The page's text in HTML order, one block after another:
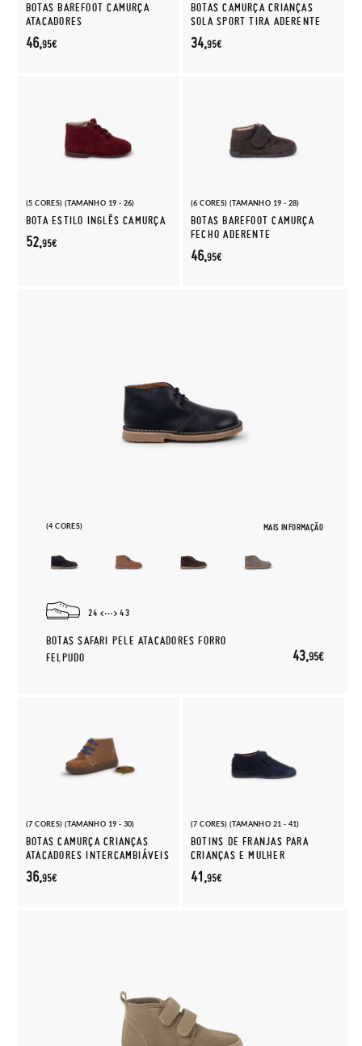
BOTAS BAREFOOT CAMURÇA
ATACADORES
46,95€
BOTAS CAMURÇA CRIANÇAS
SOLA SPORT TIRA ADERENTE
34,95€
(5 CORES) (TAMANHO 19 - 26)
BOTA ESTILO INGLÊS CAMURÇA
52,95€
(6 CORES) (TAMANHO 19 - 28)
BOTAS BAREFOOT CAMURÇA
FECHO ADERENTE
46,95€
(4 CORES) MAIS INFORMAÇÃO
24 43
BOTAS SAFARI PELE ATACADORES FORRO
FELPUDO
43,95€
(7 CORES) (TAMANHO 19 - 30)
BOTAS CAMURÇA CRIANÇAS
ATACADORES INTERCAMBIÁVEIS
36,95€
(7 CORES) (TAMANHO 21 - 41)
BOTINS DE FRANJAS PARA
CRIANÇAS E MULHER
41,95€